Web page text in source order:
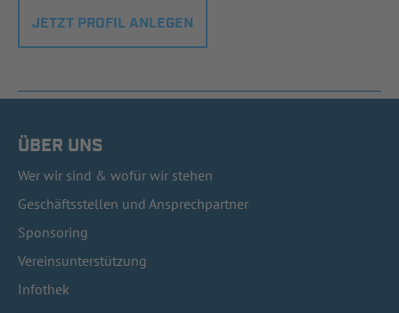
JETZT PROFIL ANLEGEN
ÜBER UNS
Wer wir sind & wofür wir stehen
Geschäftsstellen und Ansprechpartner
Sponsoring
Vereinsunterstützung
Infothek